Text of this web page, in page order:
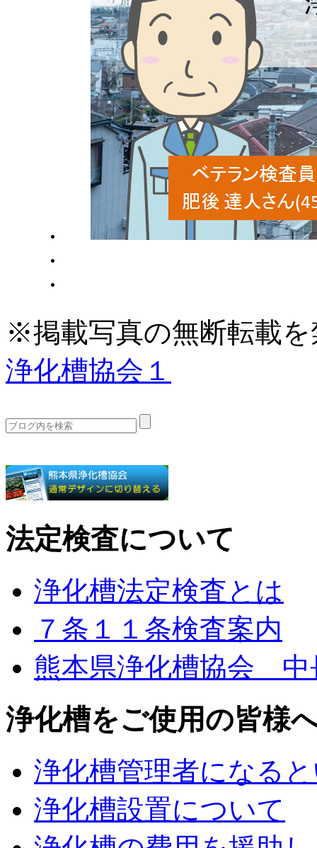
※掲載写真の無断転載
浄化槽協会１
法定検査について
浄化槽法定検査とは
７条１１条検査案内
熊本県浄化槽協会 中
浄化槽をご使用の皆様
浄化槽管理者になる
浄化槽設置について